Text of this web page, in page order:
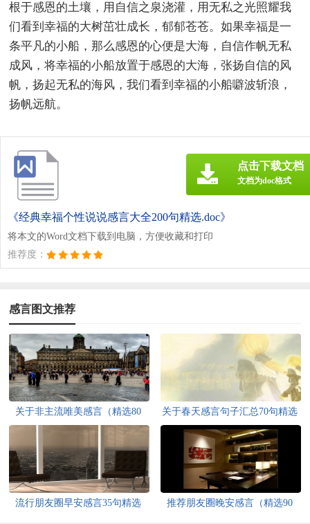
根于感恩的土壤，用自信之泉浇灌，用无私之光照耀我
们看到幸福的大树茁壮成长，郁郁苍苍。如果幸福是一
条平凡的小船，那么感恩的心便是大海，自信作帆无私
成风，将幸福的小船放置于感恩的大海，张扬自信的风
帆，扬起无私的海风，我们看到幸福的小船噼波斩浪，
扬帆远航。
《经典幸福个性说说感言大全200句精选.doc》
将本文的Word文档下载到电脑，方便收藏和打印
推荐度：
点击下载文档
文档为doc格式
感言图文推荐
关于非主流唯美感言（精选80
句）
关于春天感言句子汇总70句精选
流行朋友圈早安感言35句精选
推荐朋友圈晚安感言（精选90